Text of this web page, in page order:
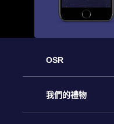
OSR
客戶服務
我們的禮物